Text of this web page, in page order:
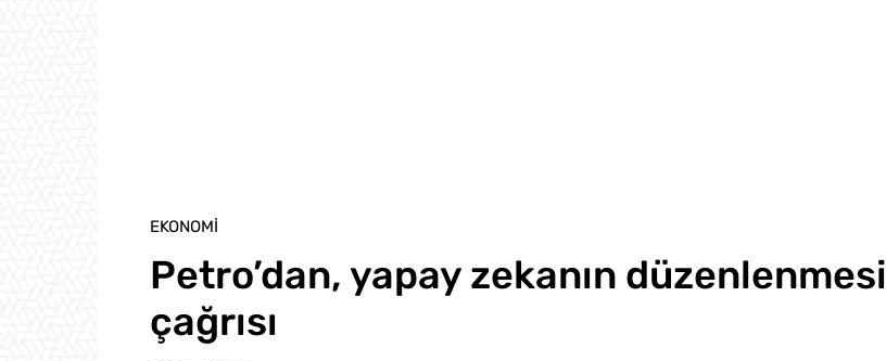
EKONOMI
Petro’dan, yapay zekanın düzenlenmesi
çağrısı